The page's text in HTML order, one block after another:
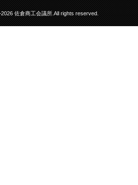
佐倉商工会議所.All rights reserved.